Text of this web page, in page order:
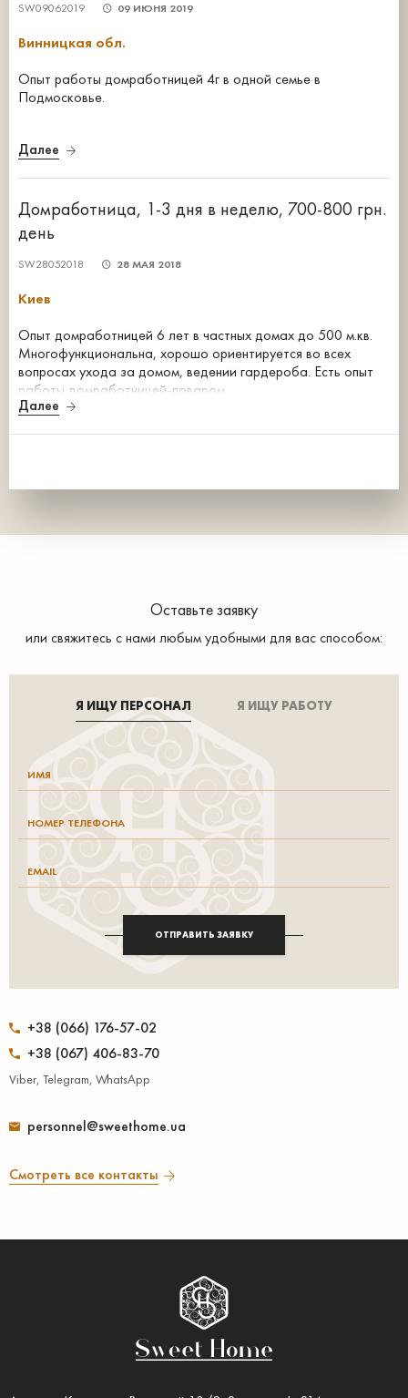
SW09062019 09 ИЮНЯ 2019
Винницкая обл.
Опыт работы домработницей 4г в одной семье в
Подмосковье.
Далее
Домработница, 1-3 дня в неделю, 700-800 грн.
день
SW28052018 28 МАЯ 2018
Киев
Опыт домработницей 6 лет в частных домах до 500 м.кв.
Многофункциональна, хорошо ориентируется во всех
вопросах ухода за домом, ведении гардероба. Есть опыт
работы домработницей-поваром.
Далее
+38 (066) 176-57-02
+38 (067) 406-83-70
Viber, Telegram, WhatsApp
personnel@sweethome.ua
Смотреть все контакты
Оставьте заявку
или свяжитесь с нами любым удобными для вас способом:
Я ИЩУ ПЕРСОНАЛ Я ИЩУ РАБОТУ
ОТПРАВИТЬ ЗАЯВКУ